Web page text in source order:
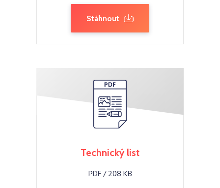
Stáhnout
Technický list
PDF / 208 KB